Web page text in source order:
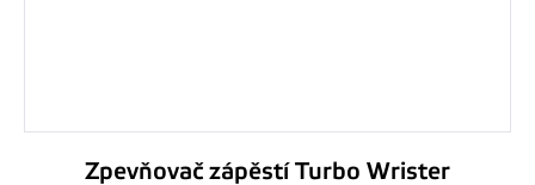
Zpevňovač zápěstí Turbo Wrister